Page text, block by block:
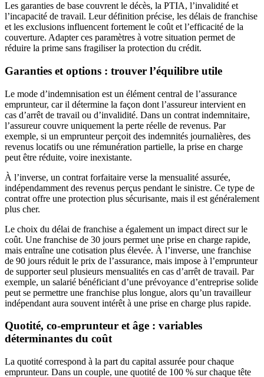
Les garanties de base couvrent le décès, la PTIA, l’invalidité et
l’incapacité de travail. Leur définition précise, les délais de franchise
et les exclusions influencent fortement le coût et l’efficacité de la
couverture. Adapter ces paramètres à votre situation permet de
réduire la prime sans fragiliser la protection du crédit.
Garanties et options : trouver l’équilibre utile
Le mode d’indemnisation est un élément central de l’assurance
emprunteur, car il détermine la façon dont l’assureur intervient en
cas d’arrêt de travail ou d’invalidité. Dans un contrat indemnitaire,
l’assureur couvre uniquement la perte réelle de revenus. Par
exemple, si un emprunteur perçoit des indemnités journalières, des
revenus locatifs ou une rémunération partielle, la prise en charge
peut être réduite, voire inexistante.
À l’inverse, un contrat forfaitaire verse la mensualité assurée,
indépendamment des revenus perçus pendant le sinistre. Ce type de
contrat offre une protection plus sécurisante, mais il est généralement
plus cher.
Le choix du délai de franchise a également un impact direct sur le
coût. Une franchise de 30 jours permet une prise en charge rapide,
mais entraîne une cotisation plus élevée. À l’inverse, une franchise
de 90 jours réduit le prix de l’assurance, mais impose à l’emprunteur
de supporter seul plusieurs mensualités en cas d’arrêt de travail. Par
exemple, un salarié bénéficiant d’une prévoyance d’entreprise solide
peut se permettre une franchise plus longue, alors qu’un travailleur
indépendant aura souvent intérêt à une prise en charge plus rapide.
Quotité, co-emprunteur et âge : variables
déterminantes du coût
La quotité correspond à la part du capital assurée pour chaque
emprunteur. Dans un couple, une quotité de 100 % sur chaque tête